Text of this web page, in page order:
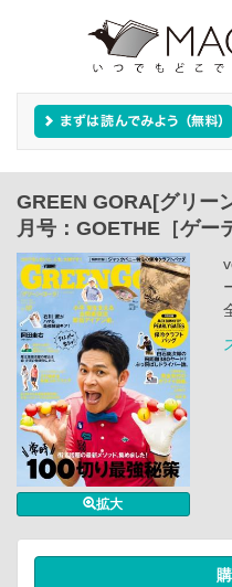
GREEN GORA[グリー
月号：GOETHE［ゲー
拡大